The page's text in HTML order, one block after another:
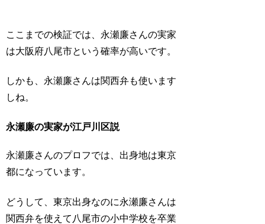
ここまでの検証では、永瀬廉さんの実家
は大阪府八尾市という確率が高いです。
しかも、永瀬廉さんは関西弁も使います
しね。
永瀬廉の実家が江戸川区説
永瀬廉さんのプロフでは、出身地は東京
都になっています。
どうして、東京出身なのに永瀬廉さんは
関西弁を使えて八尾市の小中学校を卒業